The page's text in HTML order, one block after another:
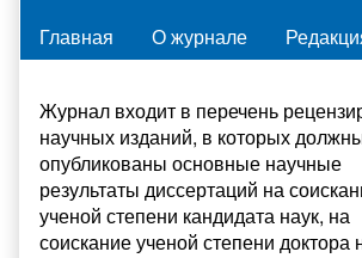
Главная О журнале
Primary
Sidebar
Журнал входит в перечень
научных изданий, в которых
опубликованы основные научные
результаты диссертаций на
ученой степени кандидата наук, на
соискание ученой степени доктора